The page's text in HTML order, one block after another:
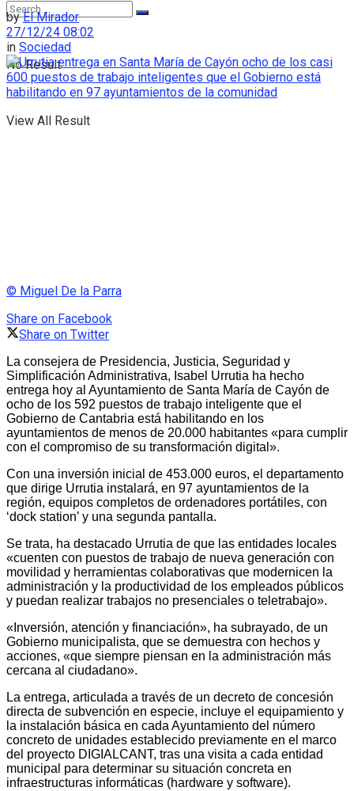
No Result
View All Result
by El Mirador
27/12/24 08:02
in Sociedad
© Miguel De la Parra
Share on Facebook
Share on Twitter
La consejera de Presidencia, Justicia, Seguridad y
Simplificación Administrativa, Isabel Urrutia ha hecho
entrega hoy al Ayuntamiento de Santa María de Cayón de
ocho de los 592 puestos de trabajo inteligente que el
Gobierno de Cantabria está habilitando en los
ayuntamientos de menos de 20.000 habitantes «para cumplir
con el compromiso de su transformación digital».
Con una inversión inicial de 453.000 euros, el departamento
que dirige Urrutia instalará, en 97 ayuntamientos de la
región, equipos completos de ordenadores portátiles, con
‘dock station’ y una segunda pantalla.
Se trata, ha destacado Urrutia de que las entidades locales
«cuenten con puestos de trabajo de nueva generación con
movilidad y herramientas colaborativas que modernicen la
administración y la productividad de los empleados públicos
y puedan realizar trabajos no presenciales o teletrabajo».
«Inversión, atención y financiación», ha subrayado, de un
Gobierno municipalista, que se demuestra con hechos y
acciones, «que siempre piensan en la administración más
cercana al ciudadano».
La entrega, articulada a través de un decreto de concesión
directa de subvención en especie, incluye el equipamiento y
la instalación básica en cada Ayuntamiento del número
concreto de unidades establecido previamente en el marco
del proyecto DIGIALCANT, tras una visita a cada entidad
municipal para determinar su situación concreta en
infraestructuras informáticas (hardware y software).